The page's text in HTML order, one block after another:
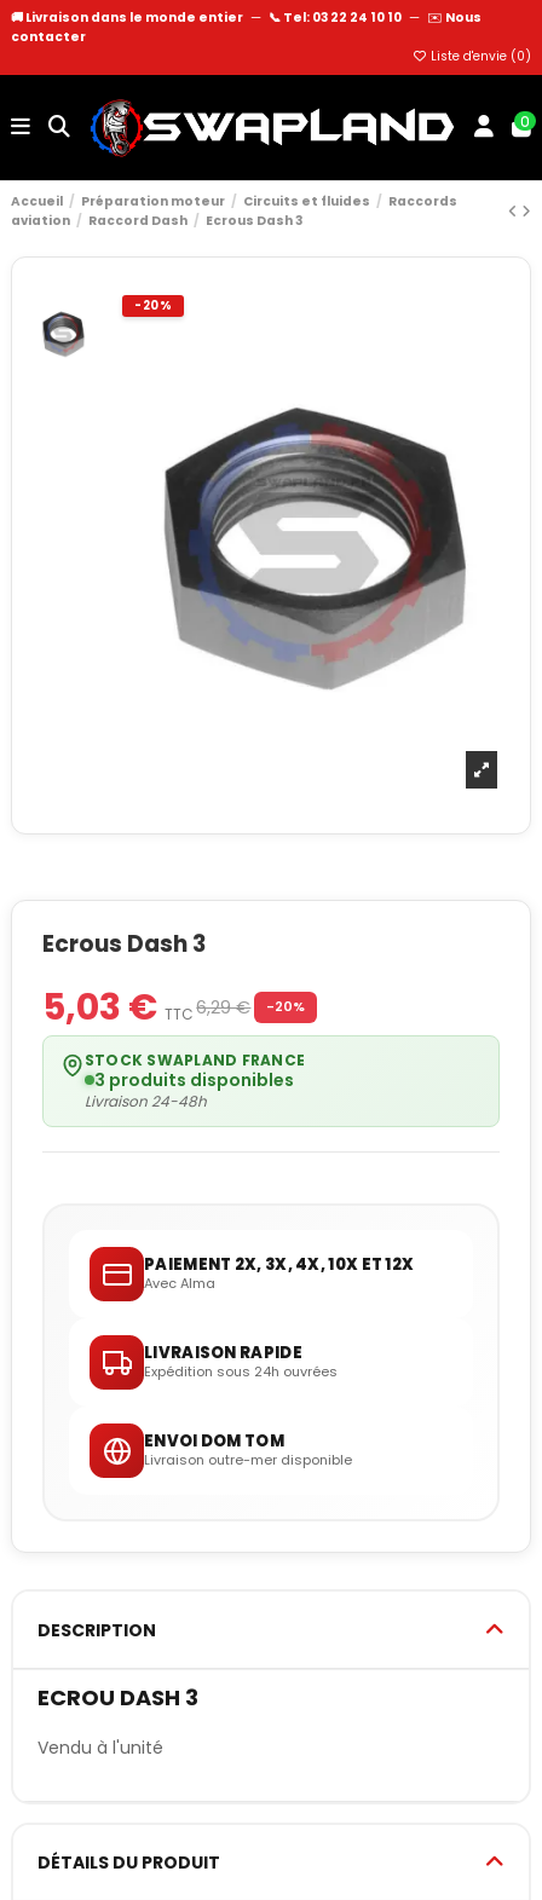
🚚 Livraison dans le monde entier — 📞 Tel: 03 22 24 10 10 — ✉️ Nous
contacter
Liste d'envie (0)
0
Accueil Préparation moteur Circuits et fluides
Raccords
aviation
Raccord Dash Ecrous Dash 3
-20%
Ecrous Dash 3
5,03 € TTC6,29 € -20%
STOCK SWAPLAND FRANCE
3 produits disponibles
Livraison 24-48h
PAIEMENT 2X, 3X, 4X, 10X ET 12X
Avec Alma
LIVRAISON RAPIDE
Expédition sous 24h ouvrées
ENVOI DOM TOM
Livraison outre-mer disponible
DESCRIPTION
ECROU DASH 3
Vendu à l'unité
DÉTAILS DU PRODUIT